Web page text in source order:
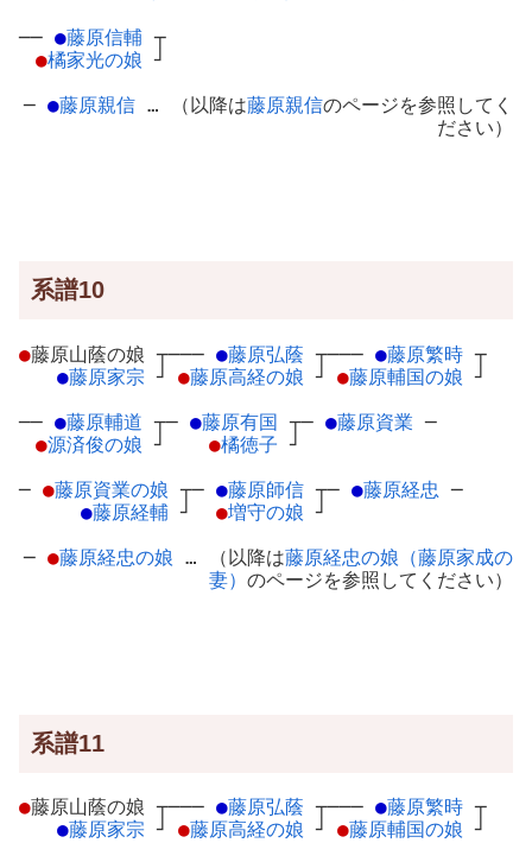
── ●藤原信輔 ┬
●橘家光の娘 ┘
─ ●藤原親信 … （以降は藤原親信のページを参照してく
ださい）
系譜10
●藤原山蔭の娘 ┬
●藤原家宗 ┘
─── ●藤原弘蔭 ┬
●藤原高経の娘 ┘
─── ●藤原繁時 ┬
●藤原輔国の娘 ┘
── ●藤原輔道 ┬
●源済俊の娘 ┘
─ ●藤原有国 ┬
●橘徳子 ┘
─ ●藤原資業 ─
─ ●藤原資業の娘 ┬
●藤原経輔 ┘
─ ●藤原師信 ┬
●増守の娘 ┘
─ ●藤原経忠 ─
─ ●藤原経忠の娘 … （以降は藤原経忠の娘（藤原家成の
妻） のページを参照してください）
系譜11
●藤原山蔭の娘 ┬
●藤原家宗 ┘
─── ●藤原弘蔭 ┬
●藤原高経の娘 ┘
─── ●藤原繁時 ┬
●藤原輔国の娘 ┘